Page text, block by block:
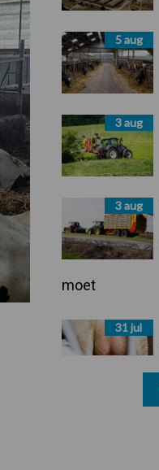
5 aug
3 aug
3 aug
moet
31 jul